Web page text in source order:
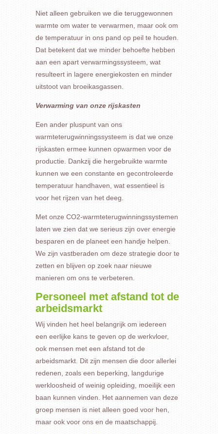
Niet alleen gebruiken we die teruggewonnen
warmte om water te verwarmen, maar ook om
de temperatuur in ons pand op peil te houden.
Dat betekent dat we minder behoefte hebben
aan een apart verwarmingssysteem, wat
resulteert in lagere energiekosten en minder
uitstoot van broeikasgassen.
Verwarming van onze rijskasten
Een ander pluspunt van ons
warmteterugwinningssysteem is dat we onze
rijskasten ermee kunnen opwarmen voor de
productie. Dankzij die hergebruikte warmte
kunnen we een constante en gecontroleerde
temperatuur handhaven, wat essentieel is
voor het rijzen van het deeg.
Met onze CO2-warmteterugwinningssystemen
laten we zien dat we serieus zijn over energie
besparen en de planeet een handje helpen.
We zijn vastberaden om deze strategie door te
zetten en blijven op zoek naar nieuwe
manieren om ons te verbeteren.
Personeel met afstand tot de
arbeidsmarkt
Wij vinden het heel belangrijk om iedereen
een eerlijke kans te geven op de werkvloer,
ook mensen met een afstand tot de
arbeidsmarkt. Dit zijn mensen die door allerlei
redenen, zoals een beperking, langdurige
werkloosheid of weinig opleiding, moeilijk een
baan kunnen vinden. Het aannemen van deze
groep mensen is niet alleen goed voor hen,
maar ook voor ons en de maatschappij.